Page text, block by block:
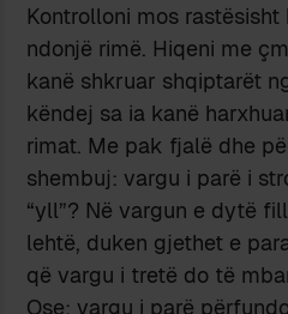
Kontrolloni mos
ndonjë rimë. Hiqeni me
kanë shkruar shqiptarët
këndej sa ia kanë
rimat. Me pak fjalë dhe
shembuj: vargu i parë i
“yll”? Në vargun e dytë
lehtë, duken gjethet e
që vargu i tretë do të
Ose: vargu i parë